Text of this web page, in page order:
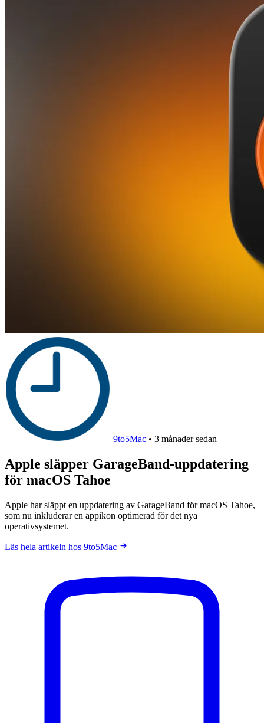
9to5Mac • 3 månader sedan
Apple släpper GarageBand-uppdatering
för macOS Tahoe
Apple har släppt en uppdatering av GarageBand för macOS Tahoe,
som nu inkluderar en appikon optimerad för det nya
operativsystemet.
Läs hela artikeln hos 9to5Mac